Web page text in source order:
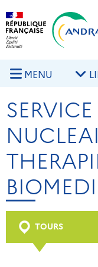
Aller au contenu
MENU
TOURS